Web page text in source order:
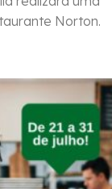
Norton.